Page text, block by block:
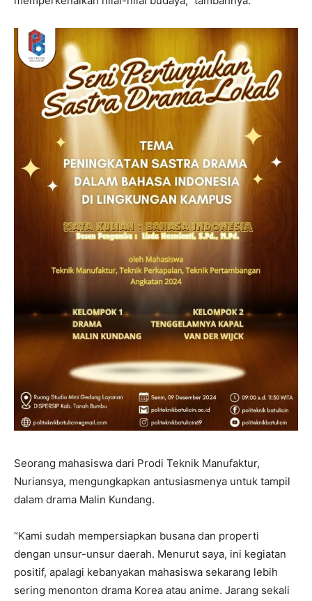
Seorang mahasiswa dari Prodi Teknik Manufaktur,
Nuriansya, mengungkapkan antusiasmenya untuk tampil
dalam drama Malin Kundang.
“Kami sudah mempersiapkan busana dan properti
dengan unsur-unsur daerah. Menurut saya, ini kegiatan
positif, apalagi kebanyakan mahasiswa sekarang lebih
sering menonton drama Korea atau anime. Jarang sekali